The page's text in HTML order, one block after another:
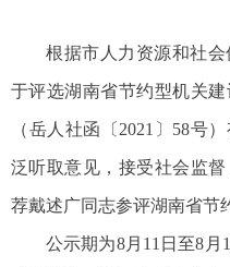
根据市人力资源和社
于评选湖南省节约型机关建
（岳人社函〔2021〕58号
泛听取意见，接受社会监
荐戴述广同志参评湖南省节
公示期为8月11日至8月